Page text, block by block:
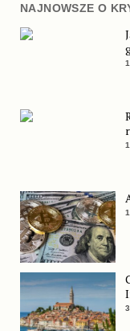
NAJNOWSZE O